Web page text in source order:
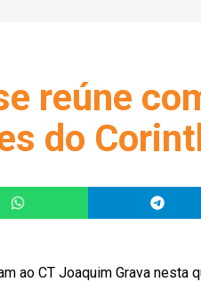
reúne
do
ao CT Joaquim Grava nesta